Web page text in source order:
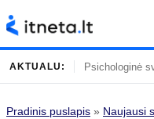
AKTUALU: Psichologinė
Pradinis puslapis » Naujausi